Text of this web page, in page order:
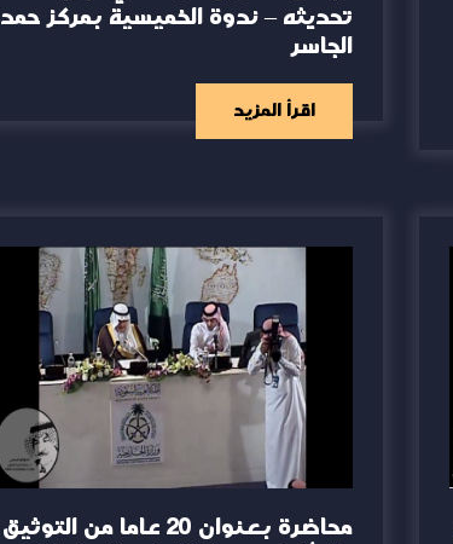
تحديثه – ندوة الخميسية بمركز حمد
الجاسر
اقرأ المزيد
محاضرة بعنوان 20 عاما من التوثيق